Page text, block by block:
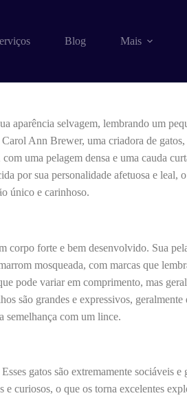
Blog Mais
aparência selvagem, lembrando um
Ann Brewer, uma criadora de
uma pelagem densa e uma cauda
por sua personalidade afetuosa e leal,
único e carinhoso.
corpo forte e bem desenvolvido. Sua
mosqueada, com marcas que
pode variar em comprimento, mas
são grandes e expressivos,
semelhança com um lince.
gatos são extremamente sociáveis e
curiosos, o que os torna excelentes